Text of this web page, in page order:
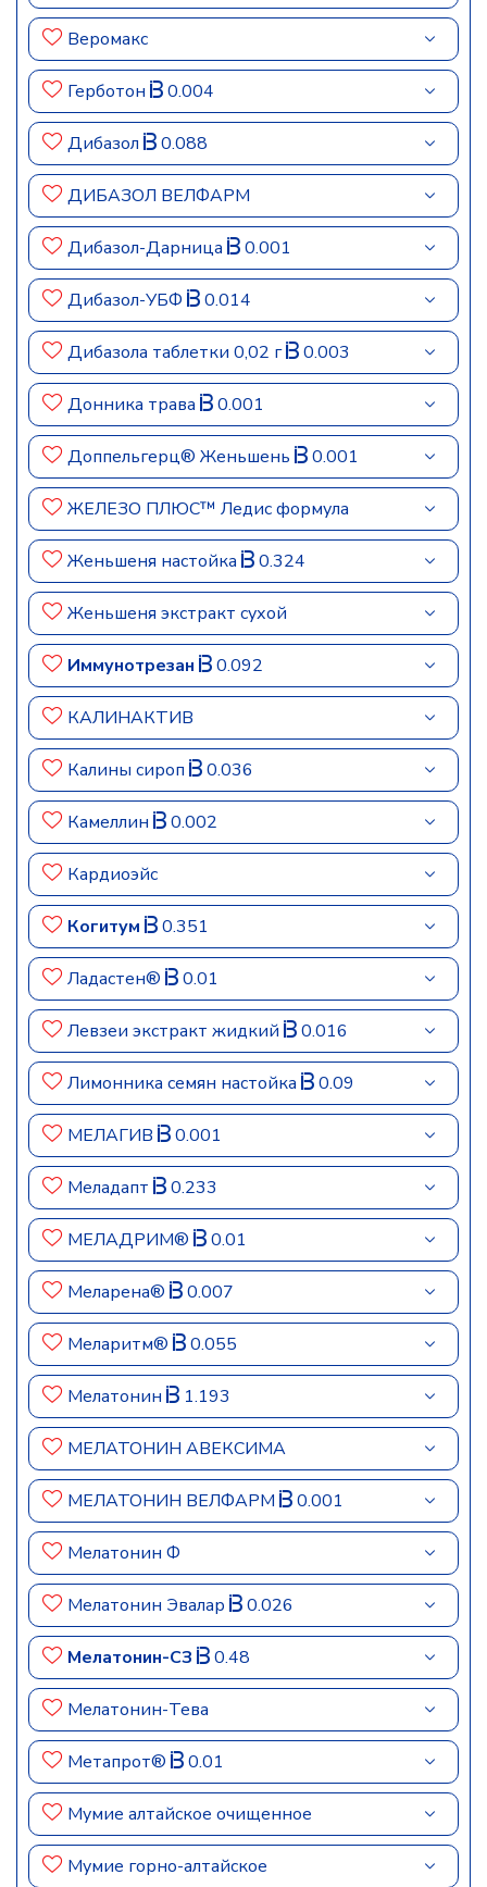
Веромакс
Герботон 0.004
Дибазол 0.088
ДИБАЗОЛ ВЕЛФАРМ
Дибазол-Дарница 0.001
Дибазол-УБФ 0.014
Дибазола таблетки 0,02 г 0.003
Донника трава 0.001
Доппельгерц® Женьшень 0.001
ЖЕЛЕЗО ПЛЮС™ Ледис формула
Женьшеня настойка 0.324
Женьшеня экстракт сухой
Иммунотрезан 0.092
КАЛИНАКТИВ
Калины сироп 0.036
Камеллин 0.002
Кардиоэйс
Когитум 0.351
Ладастен® 0.01
Левзеи экстракт жидкий 0.016
Лимонника семян настойка 0.09
МЕЛАГИВ 0.001
Меладапт 0.233
МЕЛАДРИМ® 0.01
Меларена® 0.007
Меларитм® 0.055
Мелатонин 1.193
МЕЛАТОНИН АВЕКСИМА
МЕЛАТОНИН ВЕЛФАРМ 0.001
Мелатонин Ф
Мелатонин Эвалар 0.026
Мелатонин-СЗ 0.48
Мелатонин-Тева
Метапрот® 0.01
Мумие алтайское очищенное
Мумие горно-алтайское